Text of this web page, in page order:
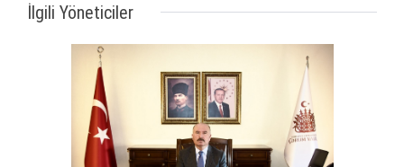
İlgili Yöneticiler